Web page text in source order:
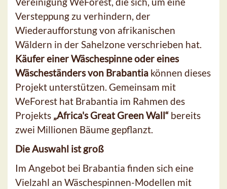
Versteppung zu verhindern, der
Wiederaufforstung von afrikanischen
Wäldern in der Sahelzone verschrieben hat.
Käufer einer Wäschespinne oder eines
Wäscheständersvon Brabantia können dieses
Projekt unterstützen. Gemeinsam mit
WeForest hat Brabantia im Rahmen des
Projekts „Africa's Great Green Wall“ bereits
zwei Millionen Bäume gepflanzt.
Die Auswahl ist groß
Im Angebot bei Brabantia finden sich eine
Vielzahl an Wäschespinnen-Modellen mit